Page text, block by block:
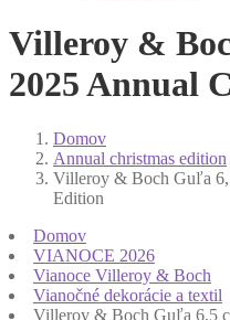
Villeroy &
2025 Annual
Domov
Annual christmas edition
Villeroy & Boch Guľa
Edition
Domov
VIANOCE 2026
Vianoce Villeroy & Boch
Vianočné dekorácie a textil
Villeroy & Boch Guľa 6,5